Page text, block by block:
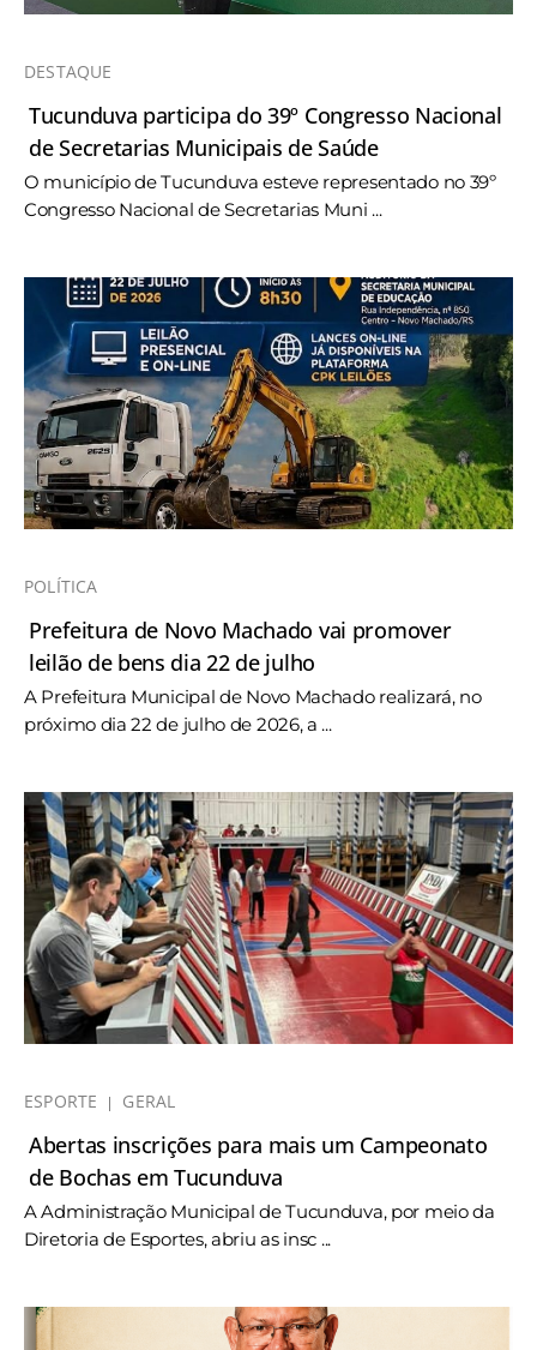
DESTAQUE
Tucunduva participa do 39º Congresso Nacional
de Secretarias Municipais de Saúde
O município de Tucunduva esteve representado no 39º
Congresso Nacional de Secretarias Muni ...
POLÍTICA
Prefeitura de Novo Machado vai promover
leilão de bens dia 22 de julho
A Prefeitura Municipal de Novo Machado realizará, no
próximo dia 22 de julho de 2026, a ...
ESPORTE GERAL
Abertas inscrições para mais um Campeonato
de Bochas em Tucunduva
A Administração Municipal de Tucunduva, por meio da
Diretoria de Esportes, abriu as insc ...